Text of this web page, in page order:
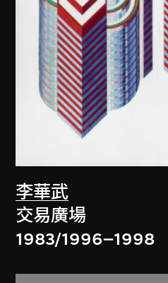
李華武
交易廣場
1983/1996–1998